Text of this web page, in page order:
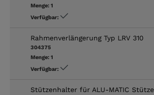
Menge: 1
Verfügbar:
Rahmenverlängerung Typ LRV 310
304375
Menge: 1
Verfügbar:
Stützenhalter für ALU-MATIC Stütze